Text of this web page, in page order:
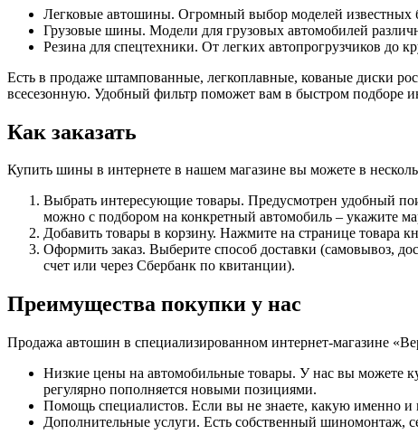
Легковые автошины. Огромный выбор моделей известных
Грузовые шины. Модели для грузовых автомобилей
Резина для спецтехники. От легких автопрогрузчиков до
Есть в продаже штампованные, легкоплавные, кованые диски
всесезонную. Удобный фильтр поможет вам в быстром подборе
Как заказать
Купить шины в интернете в нашем магазине вы можете в
Выбрать интересующие товары. Предусмотрен удобный
можно с подбором на конкретный автомобиль – укажите
Добавить товары в корзину. Нажмите на странице товара
Оформить заказ. Выберите способ доставки (самовывоз,
счет или через Сбербанк по квитанции).
Преимущества покупки у нас
Продажа автошин в специализированном интернет-магазине
Низкие цены на автомобильные товары. У нас вы можете
регулярно пополняется новыми позициями.
Помощь специалистов. Если вы не знаете, какую именно и
Дополнительные услуги. Есть собственный шиномонтаж,